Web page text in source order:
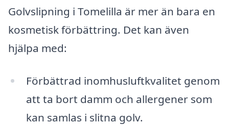
Golvslipning i Tomelilla är mer än bara en
kosmetisk förbättring. Det kan även
hjälpa med:
Förbättrad inomhusluftkvalitet genom
att ta bort damm och allergener som
kan samlas i slitna golv.